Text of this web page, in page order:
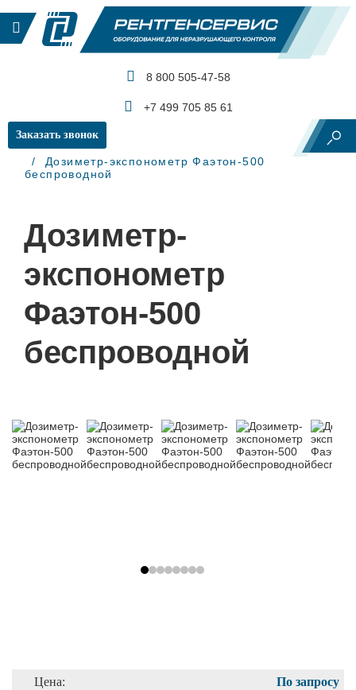
8 800 505-47-58
+7 499 705 85 61
Заказать звонок
Главная Рентгеновский контроль
Дозиметры
Дозиметр-экспонометр Фаэтон-500
беспроводной
Дозиметр-
экспонометр
Фаэтон-500
беспроводной
По запросу
Цена: